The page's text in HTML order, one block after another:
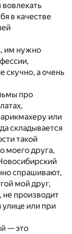
в качестве
им нужно
скучно, а очень
про
или
складывается
такой
моего друга,
спрашивают,
мой друг,
не производит
или при
— это